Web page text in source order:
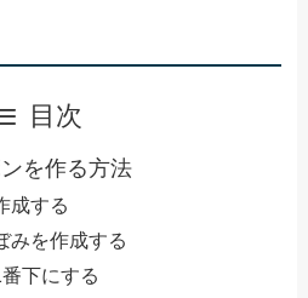
目次
を作る方法
成する
みを作成する
下にする